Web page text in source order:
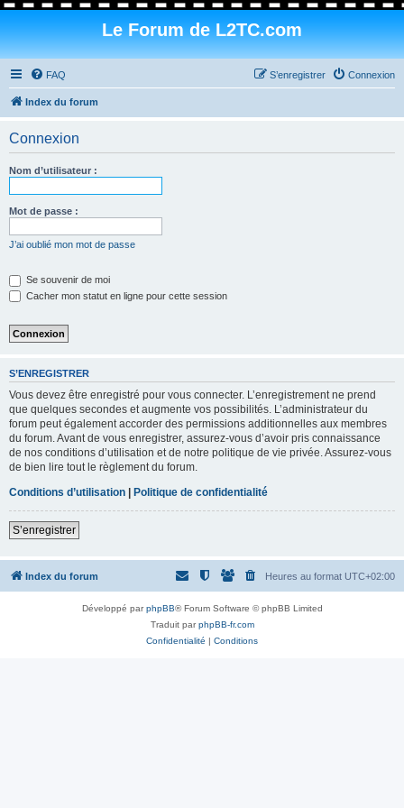
Le Forum de L2TC.com
FAQ Connexion
S’enregistrer
Index du forum
Connexion
Nom d’utilisateur :
Mot de passe :
J’ai oublié mon mot de passe
Se souvenir de moi
Cacher mon statut en ligne pour cette session
S’ENREGISTRER
Vous devez être enregistré pour vous connecter. L’enregistrement ne prend
que quelques secondes et augmente vos possibilités. L’administrateur du
forum peut également accorder des permissions additionnelles aux membres
du forum. Avant de vous enregistrer, assurez-vous d’avoir pris connaissance
de nos conditions d’utilisation et de notre politique de vie privée. Assurez-vous
de bien lire tout le règlement du forum.
Conditions d’utilisation | Politique de confidentialité
S’enregistrer
Index du forum Heures au format UTC+02:00
Développé parphpBB® Forum Software © phpBB Limited
Traduit parphpBB-fr.com
Confidentialité | Conditions